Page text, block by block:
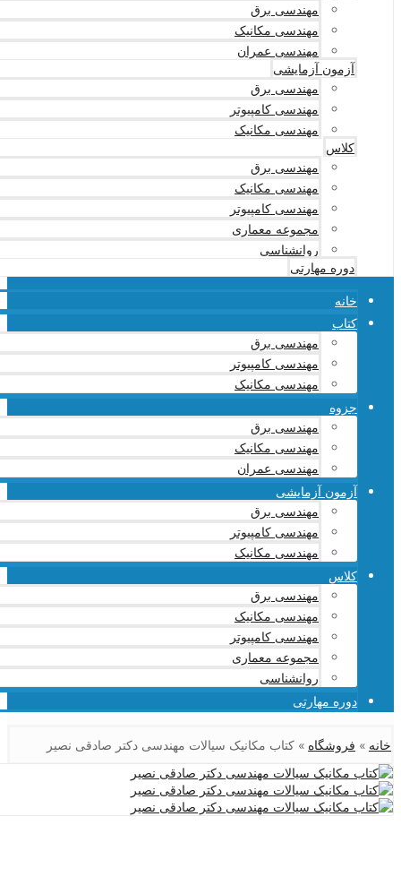
مهندسی برق
مهندسی مکانیک
مهندسی عمران
آزمون آزمایشی
مهندسی برق
مهندسی کامپیوتر
مهندسی مکانیک
کلاس
مهندسی برق
مهندسی مکانیک
مهندسی کامپیوتر
مجموعه معماری
روانشناسی
دوره مهارتی
خانه
کتاب
مهندسی برق
مهندسی کامپیوتر
مهندسی مکانیک
جزوه
مهندسی برق
مهندسی مکانیک
مهندسی عمران
آزمون آزمایشی
مهندسی برق
مهندسی کامپیوتر
مهندسی مکانیک
کلاس
مهندسی برق
مهندسی مکانیک
مهندسی کامپیوتر
مجموعه معماری
روانشناسی
دوره مهارتی
خانه » فروشگاه » کتاب مکانیک سیالات مهندسی دکتر صادقی نصیر